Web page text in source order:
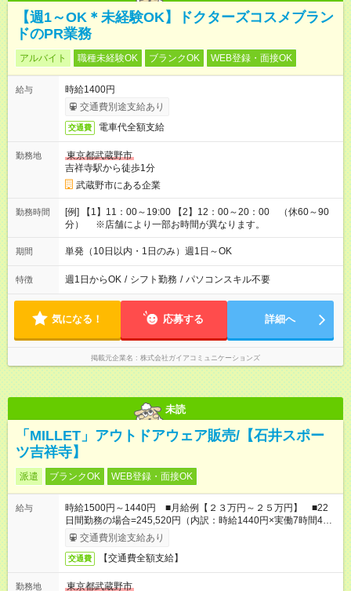
【週1～OK＊未経験OK】ドクターズコスメブラン
ドのPR業務
アルバイト 職種未経験OK ブランクOK WEB登録・面接OK
給与
時給1400円
交通費別途支給あり
交通費 電車代全額支給
勤務地
東京都武蔵野市
吉祥寺駅から徒歩1分
武蔵野市にある企業
勤務時間
[例] 【1】11：00～19:00 【2】12：00～20：00 （休60～90
分） ※店舗により一部お時間が異なります。
期間 単発（10日以内・1日のみ）週1日～OK
特徴 週1日からOK / シフト勤務 / パソコンスキル不要
気になる！ 応募する 詳細へ
掲載元企業名 株式会社ガイアコミュニケーションズ
未読
「MILLET」アウトドアウェア販売/【石井スポー
ツ吉祥寺】
派遣 ブランクOK WEB登録・面接OK
給与
時給1500円～1440円 ■月給例【２３万円～２５万円】 ■22
日間勤務の場合=245,520円（内訳：時給1440円×実働7時間45
分×22日) +残業代（1.25倍：残業代は1分単位で支給）
交通費別途支給あり
交通費 【交通費全額支給】
勤務地
東京都武蔵野市